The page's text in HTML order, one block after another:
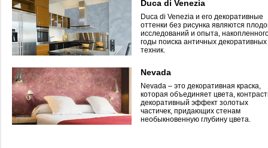
Duca di Venezia
Duca di Venezia и его декоративные
оттенки без рисунка являются
исследований и опыта,
годы поиска античных декоративных
техник.
Nevada
Nevada – это декоративная краска,
которая объединяет цвета,
декоративный эффект золотых
частичек, придающих стенам
необыкновенную глубину цвета.